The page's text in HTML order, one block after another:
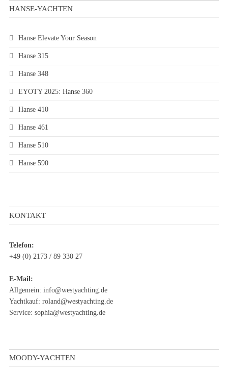
HANSE-YACHTEN
Hanse Elevate Your Season
Hanse 315
Hanse 348
EYOTY 2025: Hanse 360
Hanse 410
Hanse 461
Hanse 510
Hanse 590
KONTAKT
Telefon:
+49 (0) 2173 / 89 330 27
E-Mail:
Allgemein: info@westyachting.de
Yachtkauf: roland@westyachting.de
Service: sophia@westyachting.de
MOODY-YACHTEN